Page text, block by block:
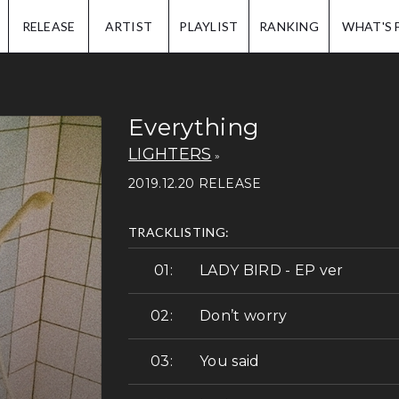
RELEASE ARTIST PLAYLIST RANKING WHAT'S
Everything
LIGHTERS
2019.12.20 RELEASE
TRACKLISTING:
LADY BIRD - EP ver
Don’t worry
You said